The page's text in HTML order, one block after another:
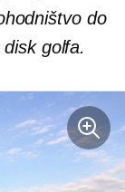
do
golfa.